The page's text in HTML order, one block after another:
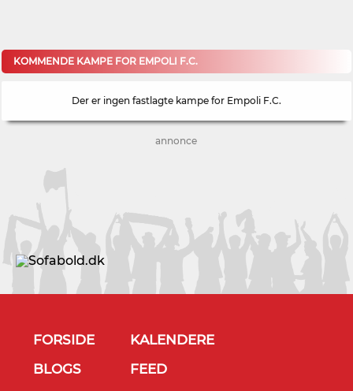
KOMMENDE KAMPE FOR EMPOLI F.C.
Der er ingen fastlagte kampe for Empoli F.C.
annonce
FORSIDE
KALENDERE
BLOGS
FEED